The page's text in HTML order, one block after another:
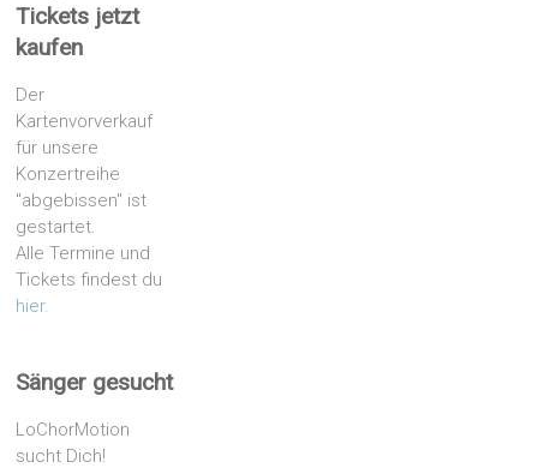
Tickets jetzt
kaufen
Der
Kartenvorverkauf
für unsere
Konzertreihe
"abgebissen" ist
gestartet.
Alle Termine und
Tickets findest du
hier.
Sänger gesucht
LoChorMotion
sucht Dich!